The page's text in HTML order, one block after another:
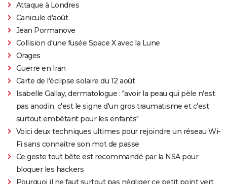
Attaque à Londres
Canicule d'août
Jean Pormanove
Collision d'une fusée Space X avec la Lune
Orages
Guerre en Iran
Carte de l'éclipse solaire du 12 août
Isabelle Gallay, dermatologue : "avoir la peau qui pèle n'est
pas anodin, c'est le signe d'un gros traumatisme et c'est
surtout embêtant pour les enfants"
Voici deux techniques ultimes pour rejoindre un réseau Wi-
Fi sans connaitre son mot de passe
Ce geste tout bête est recommandé par la NSA pour
bloquer les hackers
Pourquoi il ne faut surtout pas négliger ce petit point vert